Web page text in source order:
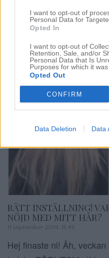
I want to opt-out of
Personal Data for
Opted In
I want to opt-out of
Retention, Sale, and/or
Personal Data that Is
Purposes for which it was
Opted Out
CONFIRM
Data Deletion Data
många får panik när man
”missar” hela dagen
bort […]
RÄTT INSTÄLLNING!
NÖJD MED MITT HÅR?
11 september 2019, 15:45
Hej finaste ni! Åh,